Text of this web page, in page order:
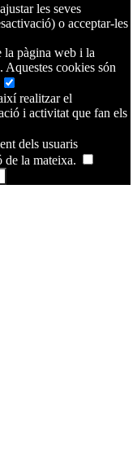
les seves
o acceptar-les
la pàgina web i la
cookies són
realitzar el
i activitat que fan els
dels usuaris
de la mateixa.